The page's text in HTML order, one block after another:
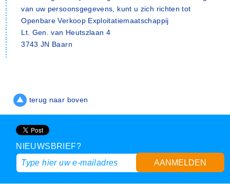
van uw persoonsgegevens, kunt u zich richten tot
Openbare Verkoop Exploitatiemaatschappij
Lt. Gen. van Heutszlaan 4
3743 JN Baarn
terug naar boven
NIEUWSBRIEF?
AANMELDEN